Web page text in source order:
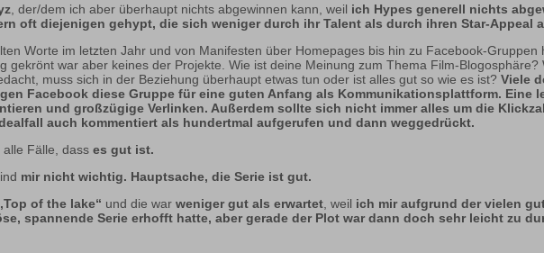
, der/dem ich aber überhaupt nichts abgewinnen kann, weil ich Hypes generell nichts
oft diejenigen gehypt, die sich weniger durch ihr Talent als durch ihren Star-Appeal
Worte im letzten Jahr und von Manifesten über Homepages bis hin zu Facebook-Gruppen
gekrönt war aber keines der Projekte. Wie ist deine Meinung zum Thema Film-Blogosphäre?
muss sich in der Beziehung überhaupt etwas tun oder ist alles gut so wie es ist? Viele
Facebook diese Gruppe für eine guten Anfang als Kommunikationsplattform.
und großzügige Verlinken. Außerdem sollte sich nicht immer alles um die
auch kommentiert als hundertmal aufgerufen und dann weggedrückt.
Fälle, dass es gut ist.
mir nicht wichtig. Hauptsache, die Serie ist gut.
of the lake“ und die war weniger gut als erwartet , weil ich mir aufgrund der vielen
spannende Serie erhofft hatte, aber gerade der Plot war dann doch sehr leicht zu